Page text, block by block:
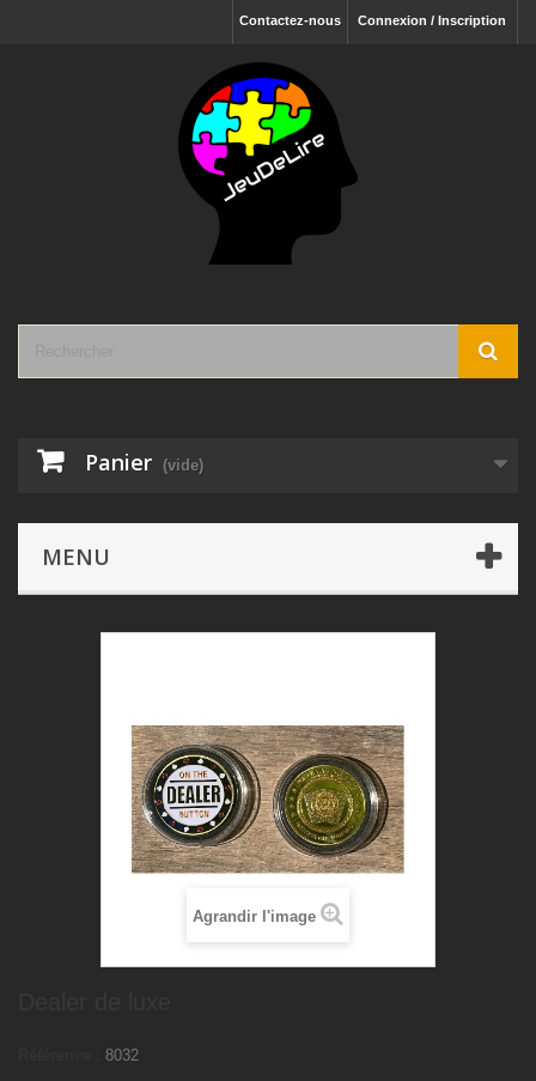
Connexion / Inscription
Contactez-nous
Panier (vide)
MENU
Agrandir l'image
8032